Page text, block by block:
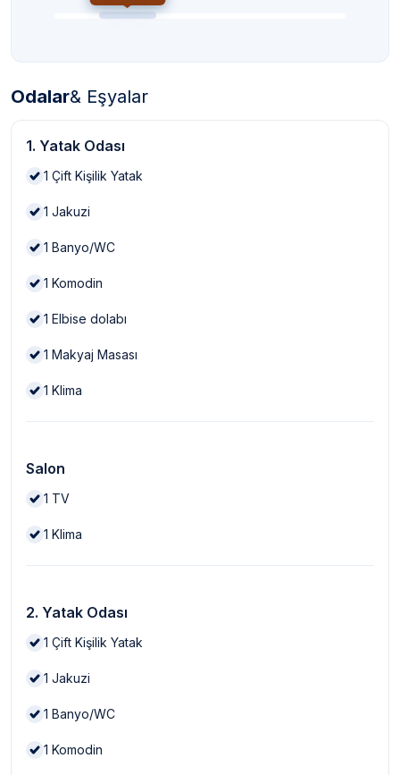
Odalar& Eşyalar
1. Yatak Odası
1 Çift Kişilik Yatak
1 Jakuzi
1 Banyo/WC
1 Komodin
1 Elbise dolabı
1 Makyaj Masası
1 Klima
Salon
1 TV
1 Klima
2. Yatak Odası
1 Çift Kişilik Yatak
1 Jakuzi
1 Banyo/WC
1 Komodin